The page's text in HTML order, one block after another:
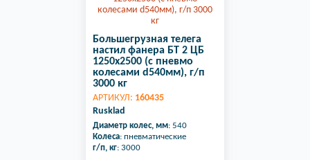
Большегрузная телега
настил фанера БТ 2 ЦБ
1250х2500 (с пневмо
колесами d540мм), г/п
3000 кг
АРТИКУЛ: 160435
Rusklad
Диаметр колес, мм: 540
Колеса: пневматические
г/п, кг: 3000